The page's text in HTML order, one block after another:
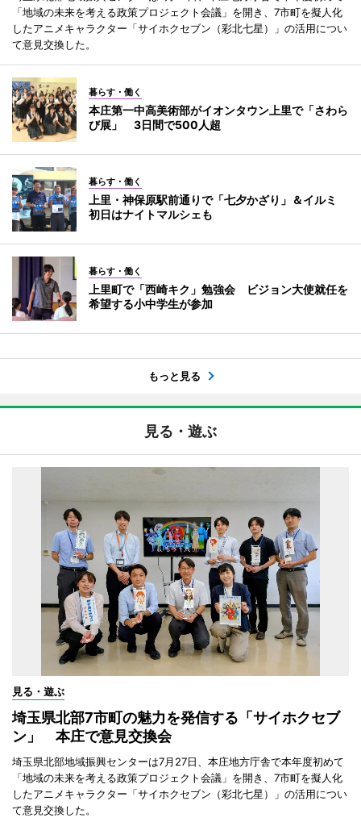
「地域の未来を考える政策プロジェクト会議」を開き、7市町を擬人化
したアニメキャラクター「サイホクセブン（彩北七星）」の活用につい
て意見交換した。
暮らす・働く
本庄第一中高美術部がイオンタウン上里で「さわら
び展」 3日間で500人超
暮らす・働く
上里・神保原駅前通りで「七夕かざり」＆イルミ
初日はナイトマルシェも
暮らす・働く
上里町で「西崎キク」勉強会 ビジョン大使就任を
希望する小中学生が参加
もっと見る
見る・遊ぶ
見る・遊ぶ
埼玉県北部7市町の魅力を発信する「サイホクセブ
ン」 本庄で意見交換会
埼玉県北部地域振興センターは7月27日、本庄地方庁舎で本年度初めて
「地域の未来を考える政策プロジェクト会議」を開き、7市町を擬人化
したアニメキャラクター「サイホクセブン（彩北七星）」の活用につい
て意見交換した。